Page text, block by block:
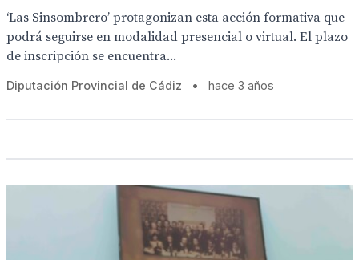
‘Las Sinsombrero’ protagonizan esta acción formativa que
podrá seguirse en modalidad presencial o virtual. El plazo
de inscripción se encuentra...
Diputación Provincial de Cádiz • hace 3 años